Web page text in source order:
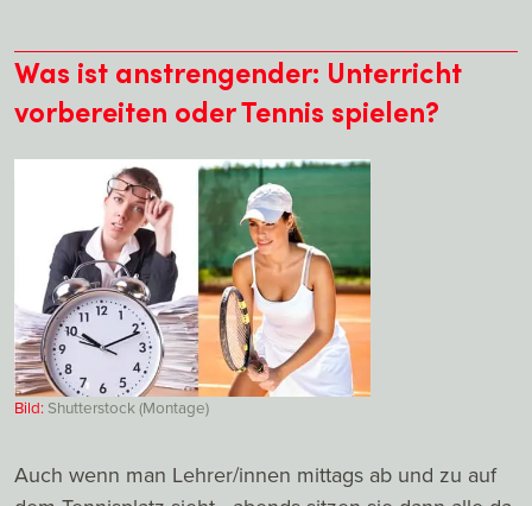
Was ist anstrengender: Unterricht
vorbereiten oder Tennis spielen?
Bild:Shutterstock (Montage)
Auch wenn man Lehrer/innen mittags ab und zu auf